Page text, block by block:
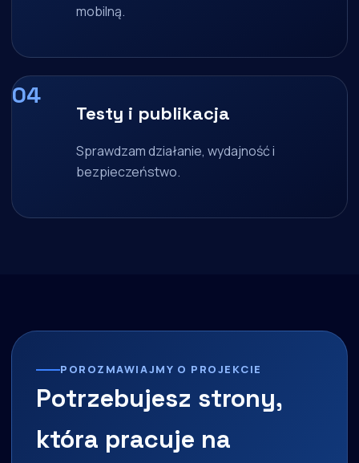
mobilną.
Testy i publikacja
Sprawdzam działanie, wydajność i
bezpieczeństwo.
POROZMAWIAJMY O PROJEKCIE
Potrzebujesz strony,
która pracuje na